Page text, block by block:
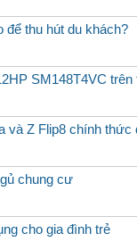
để thu hút du khách?
SM148T4VC
và Z Flip8 chính
chung cư
cho gia đình trẻ